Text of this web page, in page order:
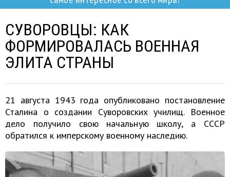
СУВОРОВЦЫ: КАК
ФОРМИРОВАЛАСЬ ВОЕННАЯ
ЭЛИТА СТРАНЫ
21 августа 1943 года опубликовано постановление
Сталина о создании Суворовских училищ. Военное
дело получило свою начальную школу, а СССР
обратился к имперскому военному наследию.